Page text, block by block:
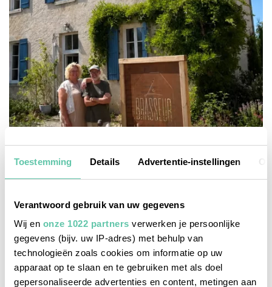
Toestemming Details Advertentie-instellingen
Verantwoord gebruik van uw gegevens
Wij en onze 1022 partners verwerken je persoonlijke
gegevens (bijv. uw IP-adres) met behulp van
technologieën zoals cookies om informatie op uw
apparaat op te slaan en te gebruiken met als doel
gepersonaliseerde advertenties en content, metingen aan
franse taal
Frans leren tijdens de vakantie: ga op
taalcursus in hartje Frankrijk!